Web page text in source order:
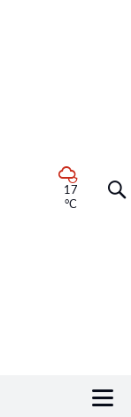
17
°C